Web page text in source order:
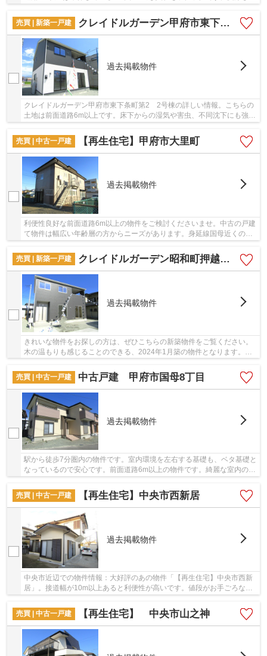
売買 | 新築一戸建
クレイドルガーデン甲府市東下条町第2 2号棟
過去掲載物件
クレイドルガーデン甲府市東下条町第2 2号棟の詳しい情報。こちらの
土地は前面道路6m以上です。床下からの湿気や害虫、不同沈下にも強い
安心のベタ基礎物件です。令和6年5月築の物件...
売買 | 中古一戸建
【再生住宅】甲府市大里町
過去掲載物件
利便性良好な前面道路6m以上の物件をご検討くださいませ。中古の戸建
て物件は幅広い年齢層の方からニーズがあります。身延線国母近くの売
買戸建てをお探しなら、＆ Lifeにお任せくださ...
売買 | 新築一戸建
クレイドルガーデン昭和町押越第1 2号棟
過去掲載物件
きれいな物件をお探しの方は、ぜひこちらの新築物件をご覧ください。
木の温もりも感じることのできる、2024年1月築の物件となります。築2
売買 | 中古一戸建
中古戸建 甲府市国母8丁目
過去掲載物件
駅から徒歩7分圏内の物件です。室内環境を左右する基礎も、ベタ基礎と
なっているので安心です。前面道路6m以上の物件です。綺麗な室内の中
売買 | 中古一戸建
【再生住宅】中央市西新居
過去掲載物件
中央市近辺での物件情報：大好評のあの物件「【再生住宅】中央市西新
居」。接道幅が10m以上あると利便性が高いです。値段がお手ごろな中
売買 | 中古一戸建
【再生住宅】 中央市山之神